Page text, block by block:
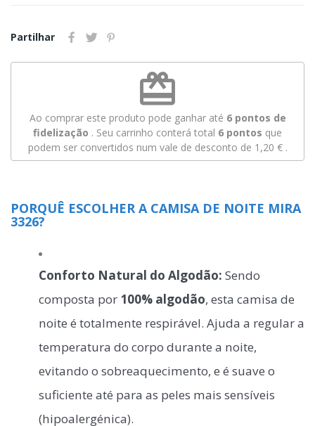
Partilhar
redeem
Ao comprar este produto pode ganhar até 6pontos de
fidelização . Seu carrinho conterá total 6 pontos que
podem ser convertidos num vale de desconto de 1,20 €.
PORQUÊ ESCOLHER A CAMISA DE NOITE MIRA
3326?
Conforto Natural do Algodão: Sendo
composta por 100% algodão, esta camisa de
noite é totalmente respirável. Ajuda a regular a
temperatura do corpo durante a noite,
evitando o sobreaquecimento, e é suave o
suficiente até para as peles mais sensíveis
(hipoalergénica).